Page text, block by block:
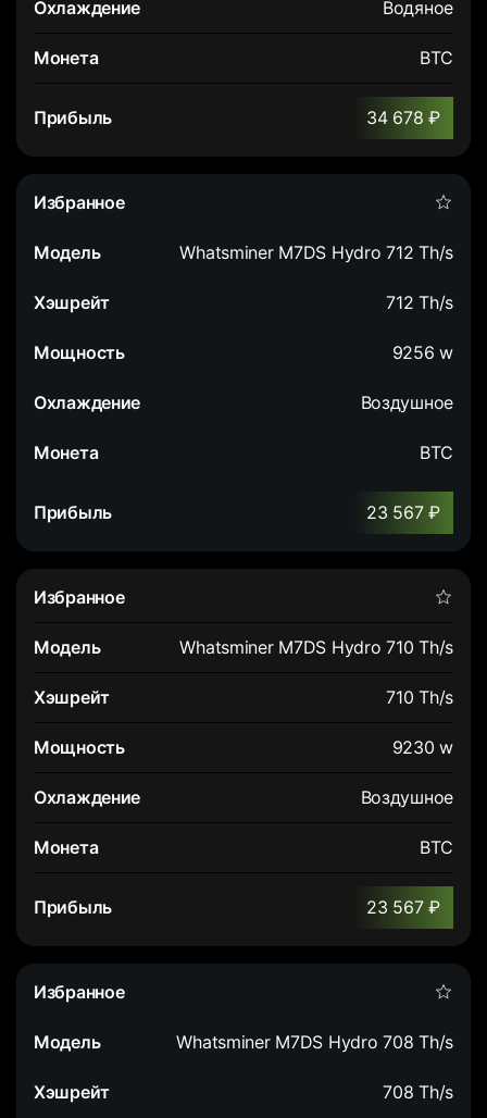
Водяное
BTC
34 678 ₽
Whatsminer M7DS Hydro 712 Th/s
712 Th/s
9256 w
Воздушное
BTC
23 567 ₽
Whatsminer M7DS Hydro 710 Th/s
710 Th/s
9230 w
Воздушное
BTC
23 567 ₽
Whatsminer M7DS Hydro 708 Th/s
708 Th/s